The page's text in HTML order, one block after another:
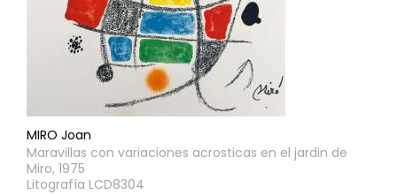
MIRO Joan
Maravillas con variaciones acrosticas en el jardin de
Miro, 1975
Litografía LCD8304